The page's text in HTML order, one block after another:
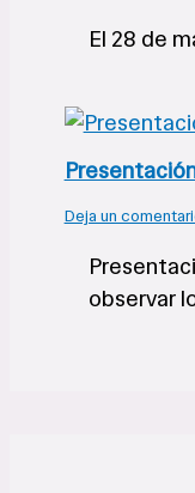
El 28 de
Deja un
observar